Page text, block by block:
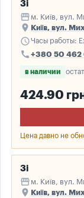
3і
storefront м. Київ, вул.
place Київ, вул.
scheduleЧасы работы:
call +380 50 462
в наличии
424.90
Цена давно не
3і
storefront м. Київ, вул.
place Київ, вул.